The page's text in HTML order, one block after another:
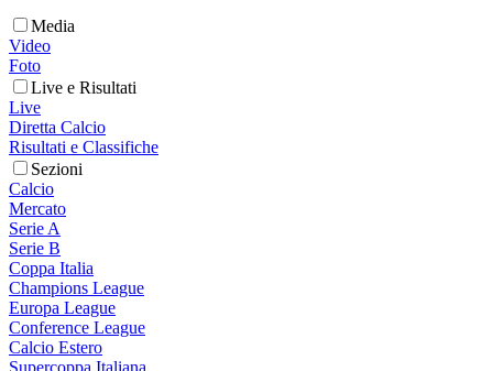
Media
Video
Foto
Live e Risultati
Live
Diretta Calcio
Risultati e Classifiche
Sezioni
Calcio
Mercato
Serie A
Serie B
Coppa Italia
Champions League
Europa League
Conference League
Calcio Estero
Supercoppa Italiana